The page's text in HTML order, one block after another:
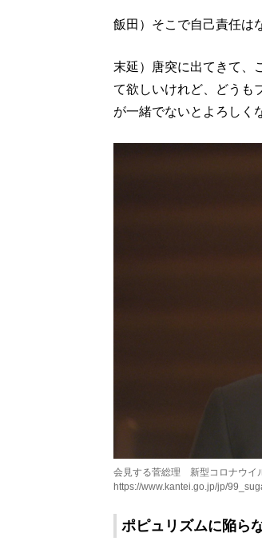
飯田）そこで自己責任は
末延）唐突に出てきて、
て欲しいけれど、どうも
が一緒でないとよろしく
会見する菅総理 新型コロナウイ
https://www.kantei.go.jp/jp/
ポピュリズムに陥ら